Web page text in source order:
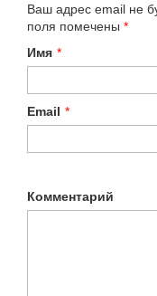
Ваш адрес email не
поля помечены *
Имя *
Email *
Комментарий